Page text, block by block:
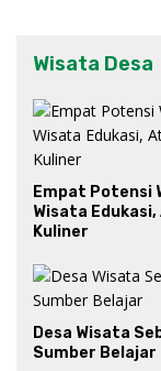
Wisata Desa
Empat Potensi
Wisata
Kuliner
Desa Wisata
Sumber Belajar